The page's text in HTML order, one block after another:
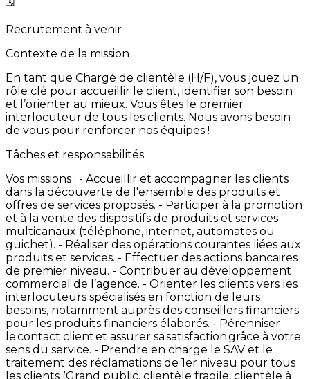
Recrutement à venir
Contexte de la mission
En tant que Chargé de clientèle (H/F), vous jouez un
rôle clé pour accueillir le client, identifier son besoin
et l’orienter au mieux. Vous êtes le premier
interlocuteur de tous les clients. Nous avons besoin
de vous pour renforcer nos équipes !
Tâches et responsabilités
Vos missions : - Accueillir et accompagner les clients
dans la découverte de l'ensemble des produits et
offres de services proposés. - Participer à la promotion
et à la vente des dispositifs de produits et services
multicanaux (téléphone, internet, automates ou
guichet). - Réaliser des opérations courantes liées aux
produits et services. - Effectuer des actions bancaires
de premier niveau. - Contribuer au développement
commercial de l’agence. - Orienter les clients vers les
interlocuteurs spécialisés en fonction de leurs
besoins, notamment auprès des conseillers financiers
pour les produits financiers élaborés. - Pérenniser
le contact client et assurer sa satisfaction grâce à votre
sens du service. - Prendre en charge le SAV et le
traitement des réclamations de 1er niveau pour tous
les clients (Grand public, clientèle fragile, clientèle à